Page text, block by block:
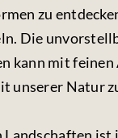
zu
Die
kann mit
unserer Natur